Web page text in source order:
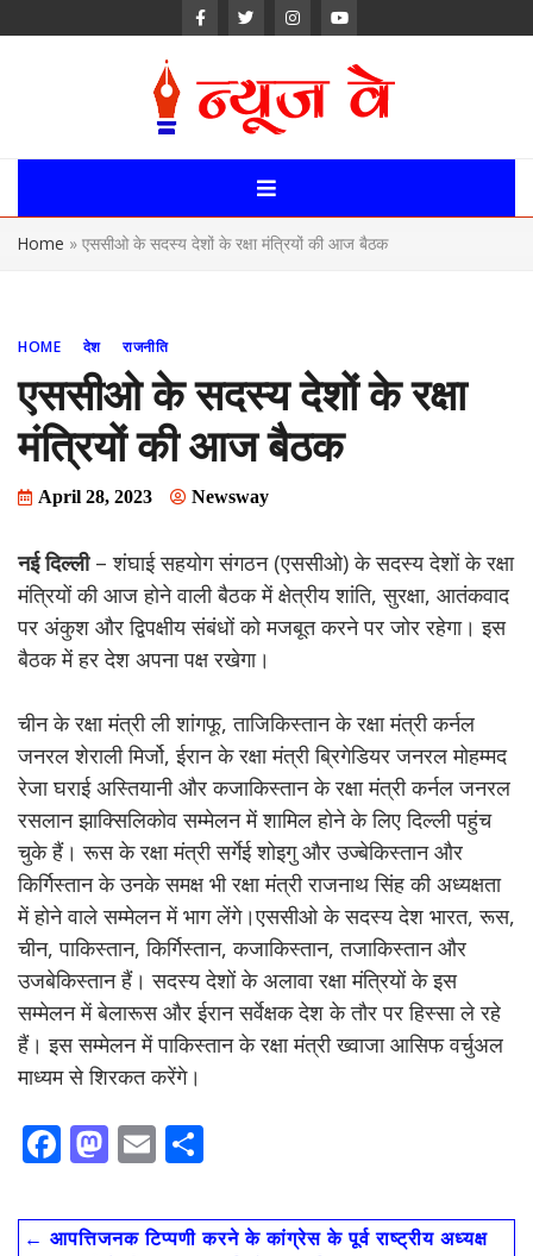
News Way:
Uttarakhand,
Delhi News
Portal
Home » एससीओ के सदस्य देशों के रक्षा मंत्रियों की आज बैठक
HOME देश राजनीति
एससीओ के सदस्य देशों के रक्षा
मंत्रियों की आज बैठक
April 28, 2023 Newsway
नई दिल्ली– शंघाई सहयोग संगठन (एससीओ) के सदस्य देशों के रक्षा
मंत्रियों की आज होने वाली बैठक में क्षेत्रीय शांति, सुरक्षा, आतंकवाद
पर अंकुश और द्विपक्षीय संबंधों को मजबूत करने पर जोर रहेगा। इस
बैठक में हर देश अपना पक्ष रखेगा।
चीन के रक्षा मंत्री ली शांगफू, ताजिकिस्तान के रक्षा मंत्री कर्नल
जनरल शेराली मिर्जो, ईरान के रक्षा मंत्री ब्रिगेडियर जनरल मोहम्मद
रेजा घराई अस्तियानी और कजाकिस्तान के रक्षा मंत्री कर्नल जनरल
रसलान झाक्सिलिकोव सम्मेलन में शामिल होने के लिए दिल्ली पहुंच
चुके हैं। रूस के रक्षा मंत्री सर्गेई शोइगु और उज्बेकिस्तान और
किर्गिस्तान के उनके समक्ष भी रक्षा मंत्री राजनाथ सिंह की अध्यक्षता
में होने वाले सम्मेलन में भाग लेंगे।एससीओ के सदस्य देश भारत, रूस,
चीन, पाकिस्तान, किर्गिस्तान, कजाकिस्तान, तजाकिस्तान और
उजबेकिस्तान हैं। सदस्य देशों के अलावा रक्षा मंत्रियों के इस
सम्मेलन में बेलारूस और ईरान सर्वेक्षक देश के तौर पर हिस्सा ले रहे
हैं। इस सम्मेलन में पाकिस्तान के रक्षा मंत्री ख्वाजा आसिफ वर्चुअल
माध्यम से शिरकत करेंगे।
F
e
M
to
E
ai ar
← आपत्तिजनक टिप्पणी करने के कांग्रेस के पूर्व राष्ट्रीय अध्यक्ष